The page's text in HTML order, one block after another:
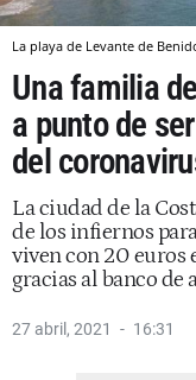
La playa de Levante de
Una familia
a punto de
del
La ciudad de la
de los infiernos
viven con 20 euros
gracias al banco de
27 abril, 2021 16:31